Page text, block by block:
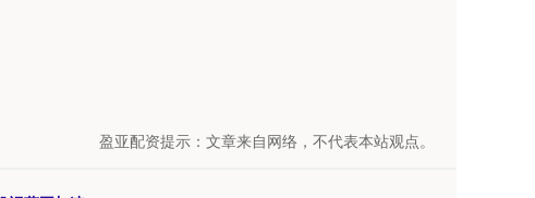
盈亚配资提示：文章来自网络，不代表本站观点。